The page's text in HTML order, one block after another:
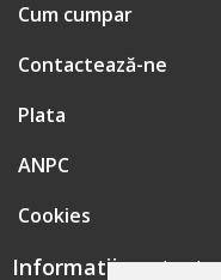
Cum cumpar
Contactează-ne
Plata
ANPC
Cookies
Informatii contact: